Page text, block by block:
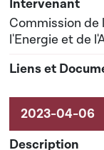
Commission de
l'Energie et de